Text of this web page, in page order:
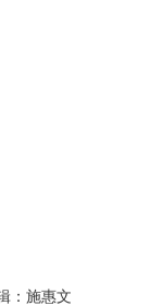
：施惠文